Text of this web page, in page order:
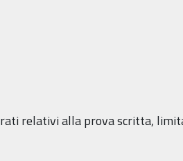
relativi alla prova scritta,